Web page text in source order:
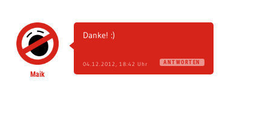
Maik
Danke! :)
04.12.2012, 18:42 Uhr ANTWORTEN